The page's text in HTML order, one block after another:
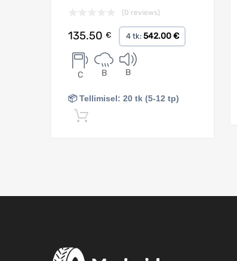
(0 reviews)
135.50 € 4 tk: 542.00 €
C B B
📦 Tellimisel: 20 tk (5-12 tp)